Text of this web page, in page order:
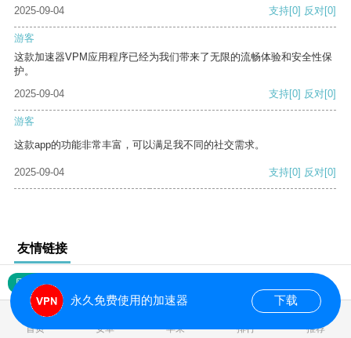
2025-09-04 支持[0] 反对[0]
游客
这款加速器VPM应用程序已经为我们带来了无限的流畅体验和安全性保
护。
2025-09-04
支持[0] 反对[0]
游客
这款app的功能非常丰富，可以满足我不同的社交需求。
2025-09-04 支持[0] 反对[0]
友情链接
网站地图
首页 安卓 苹果 排行 推荐
永久免费使用的加速器 下载
0.019546s